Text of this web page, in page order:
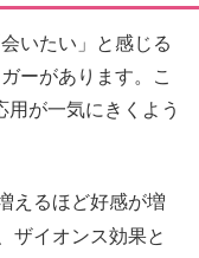
いたい」と感じる
ーがあります。こ
が一気にきくよう
えるほど好感が増
ザイオンス効果と